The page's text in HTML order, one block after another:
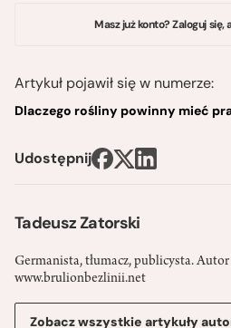
Tadeusz Zatorski
Germanista, tłumacz, publicysta.
www.brulionbezlinii.net
Zobacz wszystkie artykuły
Masz już konto? Zaloguj
Artykuł pojawił się w numerze:
Dlaczego rośliny powinny mieć
Udostępnij